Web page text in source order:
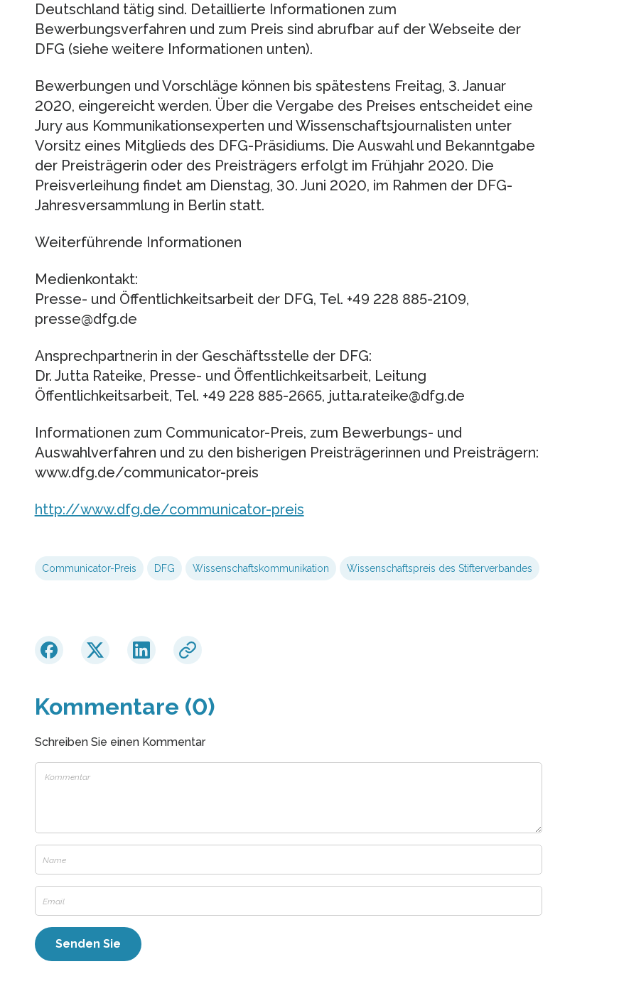
Deutschland tätig sind. Detaillierte Informationen zum
Bewerbungsverfahren und zum Preis sind abrufbar auf der Webseite der
DFG (siehe weitere Informationen unten).
Bewerbungen und Vorschläge können bis spätestens Freitag, 3. Januar
2020, eingereicht werden. Über die Vergabe des Preises entscheidet eine
Jury aus Kommunikationsexperten und Wissenschaftsjournalisten unter
Vorsitz eines Mitglieds des DFG-Präsidiums. Die Auswahl und Bekanntgabe
der Preisträgerin oder des Preisträgers erfolgt im Frühjahr 2020. Die
Preisverleihung findet am Dienstag, 30. Juni 2020, im Rahmen der DFG-
Jahresversammlung in Berlin statt.
Weiterführende Informationen
Medienkontakt:
Presse- und Öffentlichkeitsarbeit der DFG, Tel. +49 228 885-2109,
presse@dfg.de
Ansprechpartnerin in der Geschäftsstelle der DFG:
Dr. Jutta Rateike, Presse- und Öffentlichkeitsarbeit, Leitung
Öffentlichkeitsarbeit, Tel. +49 228 885-2665, jutta.rateike@dfg.de
Informationen zum Communicator-Preis, zum Bewerbungs- und
Auswahlverfahren und zu den bisherigen Preisträgerinnen und Preisträgern:
www.dfg.de/communicator-preis
http://www.dfg.de/communicator-preis
Communicator-Preis DFG Wissenschaftskommunikation Wissenschaftspreis des Stifterverbandes
Kommentare (0)
Schreiben Sie einen Kommentar